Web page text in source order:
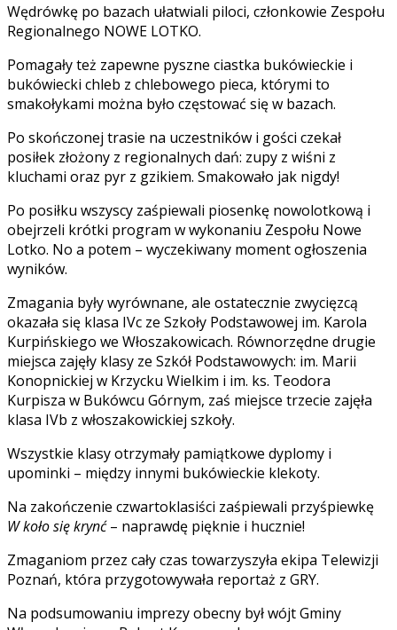
Wędrówkę po bazach ułatwiali piloci, członkowie Zespołu
Regionalnego NOWE LOTKO.
Pomagały też zapewne pyszne ciastka bukówieckie i
bukówiecki chleb z chlebowego pieca, którymi to
smakołykami można było częstować się w bazach.
Po skończonej trasie na uczestników i gości czekał
posiłek złożony z regionalnych dań: zupy z wiśni z
kluchami oraz pyr z gzikiem. Smakowało jak nigdy!
Po posiłku wszyscy zaśpiewali piosenkę nowolotkową i
obejrzeli krótki program w wykonaniu Zespołu Nowe
Lotko. No a potem – wyczekiwany moment ogłoszenia
wyników.
Zmagania były wyrównane, ale ostatecznie zwycięzcą
okazała się klasa IVc ze Szkoły Podstawowej im. Karola
Kurpińskiego we Włoszakowicach. Równorzędne drugie
miejsca zajęły klasy ze Szkół Podstawowych: im. Marii
Konopnickiej w Krzycku Wielkim i im. ks. Teodora
Kurpisza w Bukówcu Górnym, zaś miejsce trzecie zajęła
klasa IVb z włoszakowickiej szkoły.
Wszystkie klasy otrzymały pamiątkowe dyplomy i
upominki – między innymi bukówieckie klekoty.
Na zakończenie czwartoklasiści zaśpiewali przyśpiewkę
W koło się krynć– naprawdę pięknie i hucznie!
Zmaganiom przez cały czas towarzyszyła ekipa Telewizji
Poznań, która przygotowywała reportaż z GRY.
Na podsumowaniu imprezy obecny był wójt Gminy